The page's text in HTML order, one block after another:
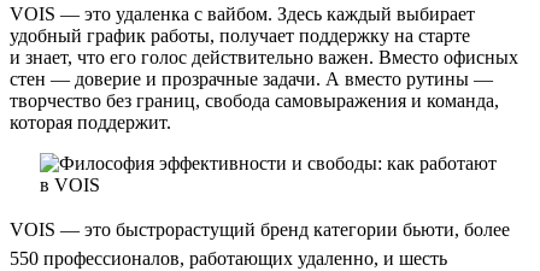
VOIS — это удаленка с вайбом. Здесь каждый выбирает
удобный график работы, получает поддержку на старте
и знает, что его голос действительно важен. Вместо офисных
стен — доверие и прозрачные задачи. А вместо рутины —
творчество без границ, свобода самовыражения и команда,
которая поддержит.
VOIS — это быстрорастущий бренд категории бьюти, более
550 профессионалов, работающих удаленно, и шесть